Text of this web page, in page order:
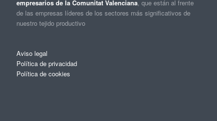
empresarios de la Comunitat Valenciana, que están al frente
de las empresas líderes de los sectores más significativos de
nuestro tejido productivo
Aviso legal
Política de privacidad
Política de cookies